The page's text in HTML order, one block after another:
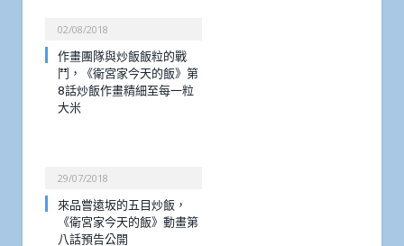
02/08/2018
作畫團隊與炒飯飯粒的戰
鬥，《衛宮家今天的飯》第
8話炒飯作畫精細至每一粒
大米
29/07/2018
來品嘗遠坂的五目炒飯，
《衛宮家今天的飯》動畫第
八話預告公開